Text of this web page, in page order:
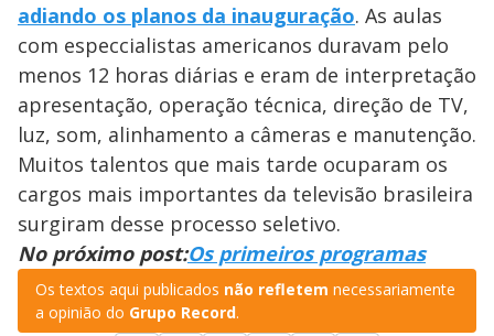
adiando os planos da inauguração. As aulas
com especcialistas americanos duravam pelo
menos 12 horas diárias e eram de interpretação
apresentação, operação técnica, direção de TV,
luz, som, alinhamento a câmeras e manutenção.
Muitos talentos que mais tarde ocuparam os
cargos mais importantes da televisão brasileira
surgiram desse processo seletivo.
No próximo post:Os primeiros programas
Os textos aqui publicados não refletem necessariamente
a opinião do Grupo Record.